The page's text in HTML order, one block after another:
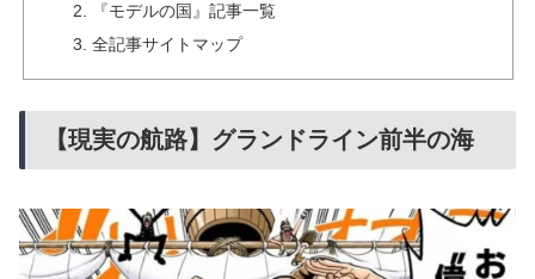
『モデルの国』記事一覧
全記事サイトマップ
【現実の航路】グランドライン前半の海